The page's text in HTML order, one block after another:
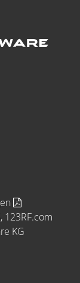
123RF.com
KG